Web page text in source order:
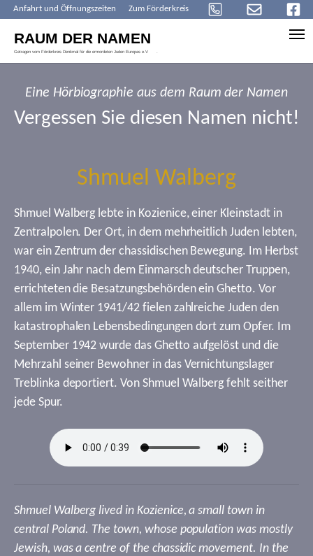
Anfahrt und Öffnungszeiten Zum Förderkreis
Eine Hörbiographie aus dem Raum der Namen
Vergessen Sie diesen Namen nicht!
Shmuel Walberg
Shmuel Walberg lebte in Kozienice, einer Kleinstadt in
Zentralpolen. Der Ort, in dem mehrheitlich Juden lebten,
war ein Zentrum der chassidischen Bewegung. Im Herbst
1940, ein Jahr nach dem Einmarsch deutscher Truppen,
errichteten die Besatzungsbehörden ein Ghetto. Vor
allem im Winter 1941/42 fielen zahlreiche Juden den
katastrophalen Lebensbedingungen dort zum Opfer. Im
September 1942 wurde das Ghetto aufgelöst und die
Mehrzahl seiner Bewohner in das Vernichtungslager
Treblinka deportiert. Von Shmuel Walberg fehlt seither
jede Spur.
Shmuel Walberg lived in Kozienice, a small town in
central Poland. The town, whose population was mostly
Jewish, was a centre of the chassidic movement. In the